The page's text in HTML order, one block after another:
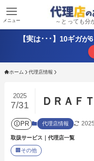
～とっても分
メニュー
【実は･･･】10ギガが
ホーム 代理店情報
ＤＲＡＦ
2025
7/31
PR 代理店情報
取扱サービス｜代理店一覧
🏢 その他